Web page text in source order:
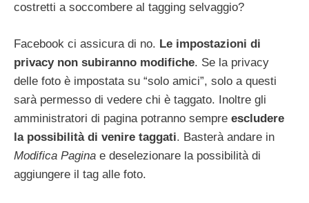
costretti a soccombere al tagging selvaggio?
Facebook ci assicura di no. Le impostazioni di
privacy non subiranno modifiche. Se la privacy
delle foto è impostata su “solo amici”, solo a questi
sarà permesso di vedere chi è taggato. Inoltre gli
amministratori di pagina potranno sempre escludere
la possibilità di venire taggati. Basterà andare in
Modifica Pagina e deselezionare la possibilità di
aggiungere il tag alle foto.